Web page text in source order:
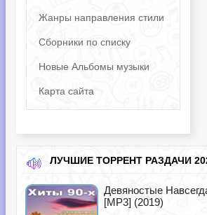
Жанры направления стили
Сборники по списку
Новые Альбомы музыки
Карта сайта
ЛУЧШИЕ ТОРРЕНТ РАЗДАЧИ
Девяностые
[MP3] (2019)